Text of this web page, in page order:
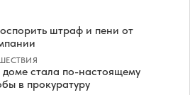
штраф и пени от
стала по-настоящему
в прокуратуру